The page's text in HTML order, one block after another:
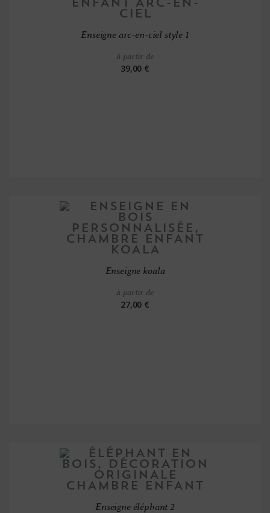
Enseigne arc-en-ciel style 1
à partir de
39,00 €
Enseigne koala
à partir de
27,00 €
Enseigne éléphant 2